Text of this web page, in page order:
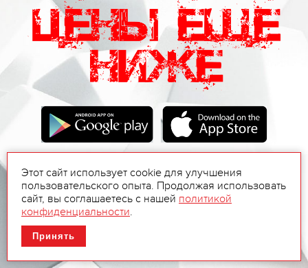
Этот сайт использует cookie для улучшения
пользовательского опыта. Продолжая использовать
сайт, вы соглашаетесь с нашей политикой
конфиденциальности.
Принять